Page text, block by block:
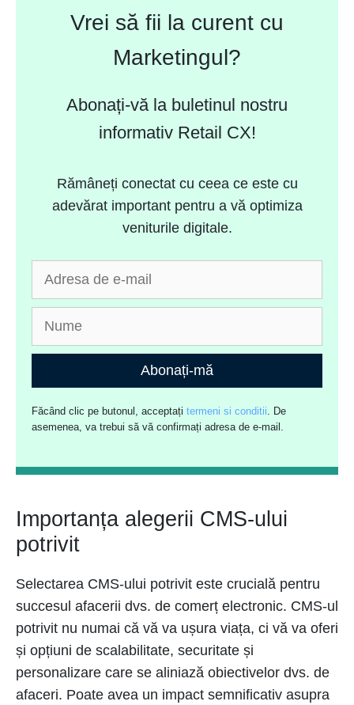
Vrei să fii la curent cu
Marketingul?
Abonați-vă la buletinul nostru
informativ Retail CX!
Rămâneți conectat cu ceea ce este cu
adevărat important pentru a vă optimiza
veniturile digitale.
Abonați-mă
Făcând clic pe butonul, acceptațitermeni si conditii. De
asemenea, va trebui să vă confirmați adresa de e-mail.
Importanța alegerii CMS-ului
potrivit
Selectarea CMS-ului potrivit este crucială pentru
succesul afacerii dvs. de comerț electronic. CMS-ul
potrivit nu numai că vă va ușura viața, ci vă va oferi
și opțiuni de scalabilitate, securitate și
personalizare care se aliniază obiectivelor dvs. de
afaceri. Poate avea un impact semnificativ asupra